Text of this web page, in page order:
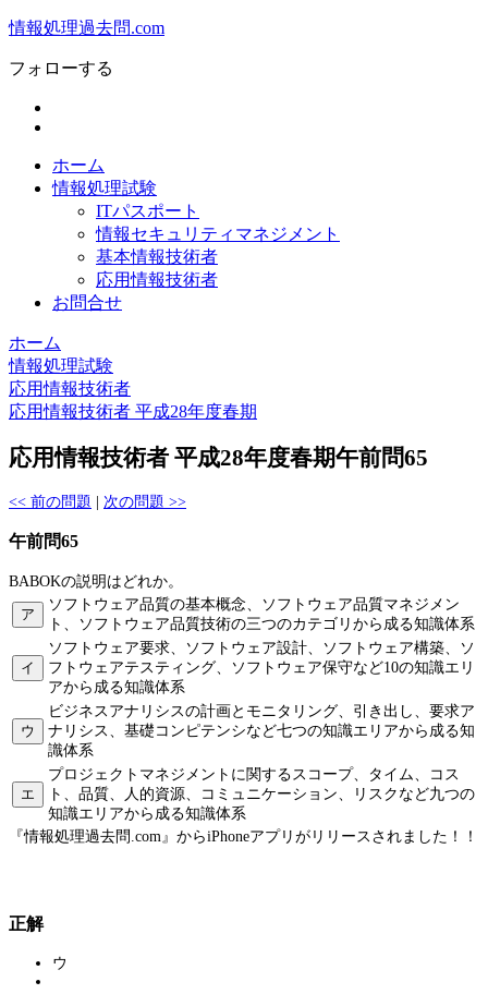
情報処理過去問.com
フォローする
ホーム
情報処理試験
ITパスポート
情報セキュリティマネジメント
基本情報技術者
応用情報技術者
お問合せ
ホーム
情報処理試験
応用情報技術者
応用情報技術者 平成28年度春期
応用情報技術者 平成28年度春期午前問65
<< 前の問題 次の問題 >>
午前問65
BABOKの説明はどれか。
ア
ソフトウェア品質の基本概念、ソフトウェア品質マネジメン
ト、ソフトウェア品質技術の三つのカテゴリから成る知識体系
イ
ソフトウェア要求、ソフトウェア設計、ソフトウェア構築、ソ
フトウェアテスティング、ソフトウェア保守など10の知識エリ
アから成る知識体系
ウ
ビジネスアナリシスの計画とモニタリング、引き出し、要求ア
ナリシス、基礎コンピテンシなど七つの知識エリアから成る知
識体系
エ
プロジェクトマネジメントに関するスコープ、タイム、コス
ト、品質、人的資源、コミュニケーション、リスクなど九つの
知識エリアから成る知識体系
『情報処理過去問.com』からiPhoneアプリがリリースされました！！
正解
ウ